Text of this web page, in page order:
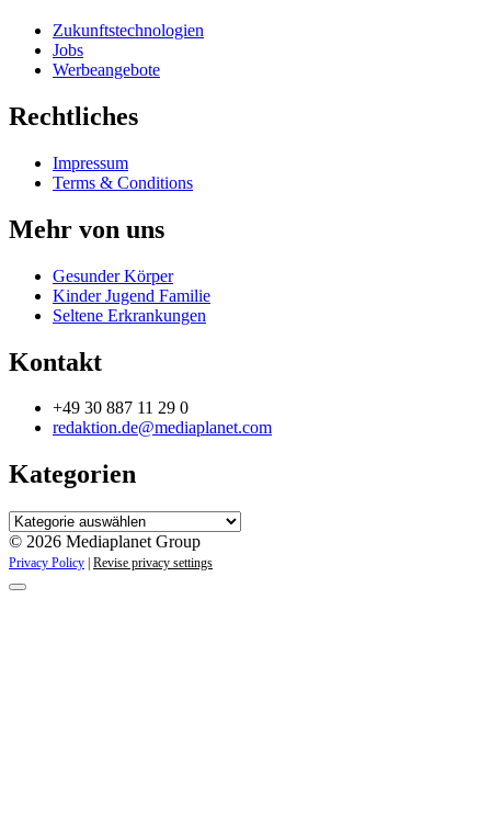
Zukunftstechnologien
Jobs
Werbeangebote
Rechtliches
Impressum
Terms & Conditions
Mehr von uns
Gesunder Körper
Kinder Jugend Familie
Seltene Erkrankungen
Kontakt
+49 30 887 11 29 0
redaktion.de@mediaplanet.com
Kategorien
Kategorien
© 2026 Mediaplanet Group
Privacy Policy Revise privacy settings